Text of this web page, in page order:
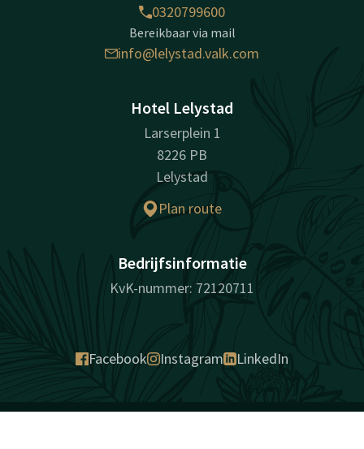
0320799600
Bereikbaar via mail
info@lelystad.valk.com
Hotel Lelystad
Larserplein 1
8226 PB
Lelystad
Plan route
Bedrijfsinformatie
KvK-nummer: 72120711
Facebook Instagram LinkedIn